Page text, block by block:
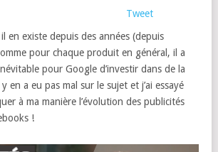
Tweet
en existe depuis des années (depuis
pour chaque produit en général, il a
pour Google d’investir dans de la
a eu pas mal sur le sujet et j’ai essayé
à ma manière l’évolution des publicités
!